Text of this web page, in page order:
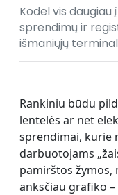
Kodėl vis
sprendimų ir
išmaniųjų
Rankiniu būdu
lentelės ar net
sprendimai, kurie
darbuotojams
pamirštos žymos,
anksčiau grafiko